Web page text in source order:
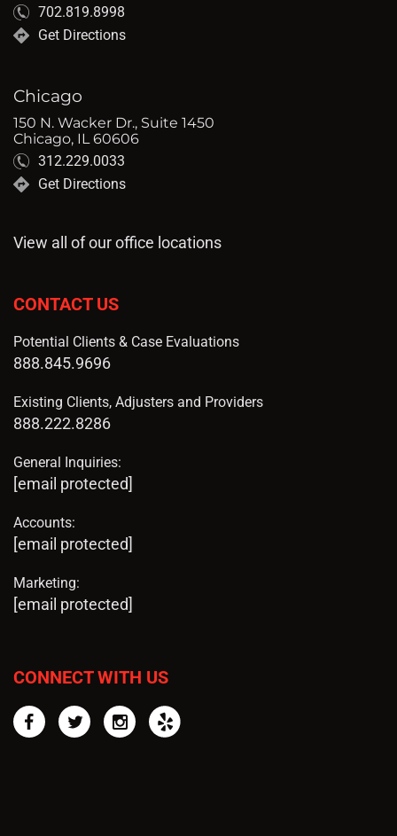
702.819.8998
Get Directions
Chicago
150 N. Wacker Dr., Suite 1450
Chicago, IL 60606
312.229.0033
Get Directions
View all of our office locations
CONTACT US
Potential Clients & Case Evaluations
888.845.9696
Existing Clients, Adjusters and Providers
888.222.8286
General Inquiries:
[email protected]
Accounts:
[email protected]
Marketing:
[email protected]
CONNECT WITH US
FacebookTwitterInstagram